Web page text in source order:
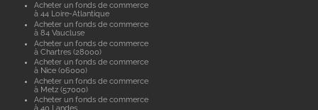
Acheter un fonds de commerce
à 44 Loire-Atlantique
Acheter un fonds de commerce
à 84 Vaucluse
Acheter un fonds de commerce
à Chartres (28000)
Acheter un fonds de commerce
à Nice (06000)
Acheter un fonds de commerce
à Metz (57000)
Acheter un fonds de commerce
à 40 Landes